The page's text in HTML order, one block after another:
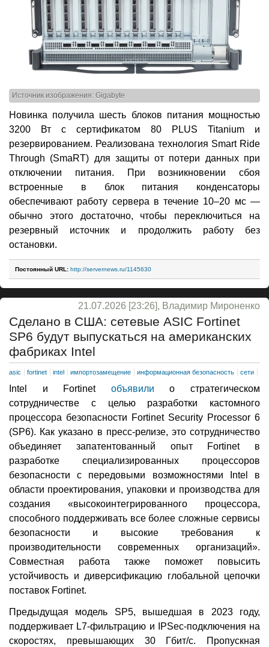
Источник изображения: Gigabyte
Новинка получила шесть блоков питания мощностью
3200 Вт с сертификатом 80 PLUS Titanium и
резервированием. Реализована технология Smart Ride
Through (SmaRT) для защиты от потери данных при
отключении питания. При возникновении сбоя
встроенные в блок питания конденсаторы
обеспечивают работу сервера в течение 10–20 мс —
обычно этого достаточно, чтобы переключиться на
резервный источник и продолжить работу без
остановки.
Постоянный URL: http://servernews.ru/1145630
21.07.2026 [23:26], Владимир Мироненко
Сделано в США: сетевые ASIC Fortinet
SP6 будут выпускаться на американских
фабриках Intel
asic fortinet intel импортозамещение информационная безопасность сети
Intel и Fortinet объявили о стратегическом
сотрудничестве с целью разработки кастомного
процессора безопасности Fortinet Security Processor 6
(SP6). Как указано в пресс-релизе, это сотрудничество
объединяет запатентованный опыт Fortinet в
разработке специализированных процессоров
безопасности с передовыми возможностями Intel в
области проектирования, упаковки и производства для
создания «высокоинтегрированного процессора,
способного поддерживать все более сложные сервисы
безопасности и высокие требования к
производительности современных организаций».
Совместная работа также поможет повысить
устойчивость и диверсификацию глобальной цепочки
поставок Fortinet.
Предыдущая модель SP5, вышедшая в 2023 году,
поддерживает L7-фильтрацию и IPSec-подключения на
скоростях, превышающих 30 Гбит/с. Пропускная